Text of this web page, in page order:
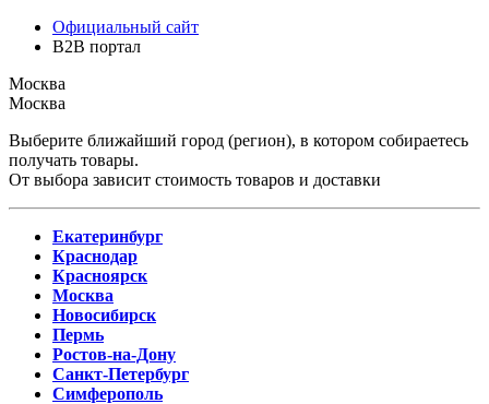
Официальный сайт
B2B портал
Москва
Москва
Выберите ближайший город (регион), в котором собираетесь
получать товары.
От выбора зависит стоимость товаров и доставки
Екатеринбург
Краснодар
Красноярск
Москва
Новосибирск
Пермь
Ростов-на-Дону
Санкт-Петербург
Симферополь